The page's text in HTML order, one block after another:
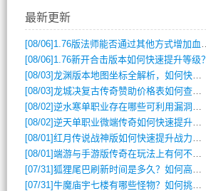
最新更新
[08/06] 1.76版法师能否通过其他方式增加血量？
[08/06] 1.76新开合击版本如何快速提升等级？
[08/03]龙渊版本地图坐标全解析，如何快速定位BOSS位置？
[08/03]龙城决复古传奇赞助价格表如何查询？
[08/02]逆水寒单职业存在哪些可利用漏洞？如何快速提升战力？
[08/02]逆天单职业微端传奇如何快速提升战力？新手必看攻略
[08/01]红月传说战神版如何快速提升战力？新手攻略全解析？
[08/01]端游与手游版传奇在玩法上有何不同？
[07/31]狐狸尾巴刷新时间是多久？如何高效获取传奇手游中的狐狸尾巴？
[07/31]牛魔庙宇七楼有哪些怪物？如何挑战它们？